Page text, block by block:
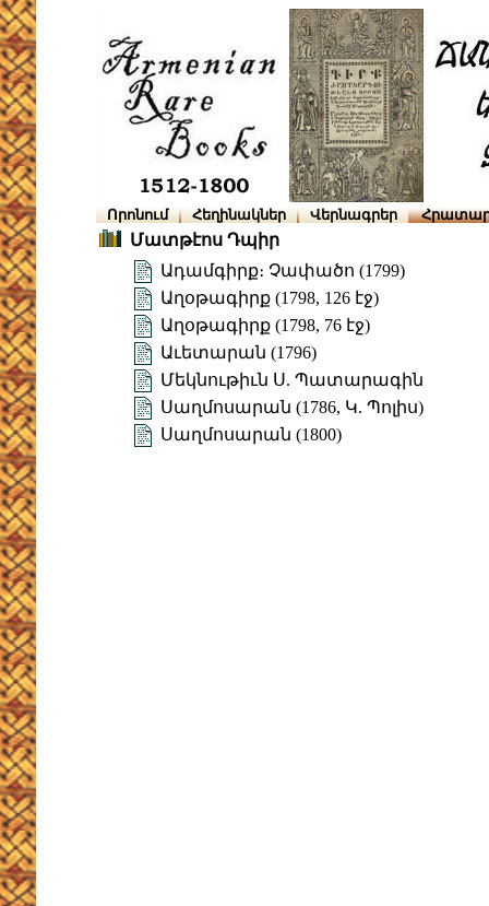
Որոնում Հեղինակներ Վերնագրեր
Մատթէոս Դպիր
Ադամգիրք։ Չափածո (1799)
Աղօթագիրք (1798, 126 էջ)
Աղօթագիրք (1798, 76 էջ)
Աւետարան (1796)
Մեկնութիւն Ս. Պատարագին
Սաղմոսարան (1786, Կ. Պոլիս)
Սաղմոսարան (1800)